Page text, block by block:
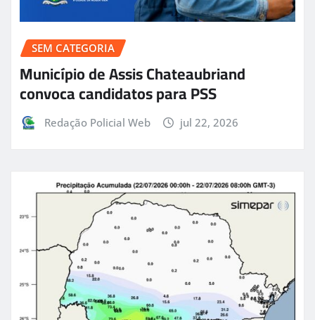
SEM CATEGORIA
Município de Assis Chateaubriand
convoca candidatos para PSS
Redação Policial Web jul 22, 2026